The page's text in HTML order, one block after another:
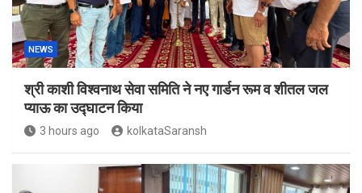
NEWS
श्री काशी विश्वनाथ सेवा समिति ने नए गार्डन रूम व शीतल जल
प्याऊ का उद्घाटन किया
3 hours ago kolkataSaransh